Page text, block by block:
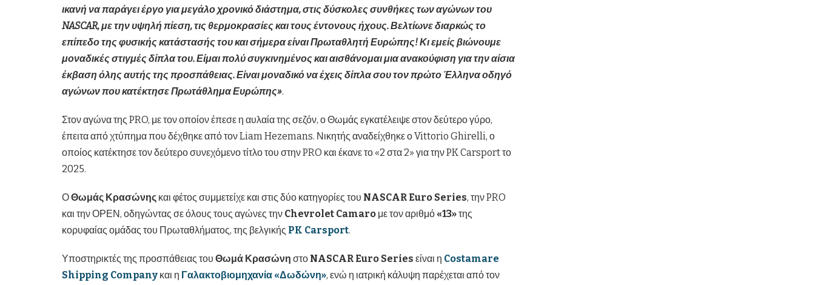
ικανή να παράγει έργο για μεγάλο χρονικό διάστημα, στις δύσκολες συνθήκες των αγώνων του
NASCAR, με την υψηλή πίεση, τις θερμοκρασίες και τους έντονους ήχους. Βελτίωνε διαρκώς το
επίπεδο της φυσικής κατάστασής του και σήμερα είναι Πρωταθλητή Ευρώπης! Κι εμείς βιώνουμε
μοναδικές στιγμές δίπλα του. Είμαι πολύ συγκινημένος και αισθάνομαι μια ανακούφιση για την αίσια
έκβαση όλης αυτής της προσπάθειας. Είναι μοναδικό να έχεις δίπλα σου τον πρώτο Έλληνα οδηγό
αγώνων που κατέκτησε Πρωτάθλημα Ευρώπης».
Στον αγώνα της PRO, με τον οποίον έπεσε η αυλαία της σεζόν, ο Θωμάς εγκατέλειψε στον δεύτερο γύρο,
έπειτα από χτύπημα που δέχθηκε από τον Liam Hezemans. Νικητής αναδείχθηκε ο Vittorio Ghirelli, ο
οποίος κατέκτησε τον δεύτερο συνεχόμενο τίτλο του στην PRO και έκανε το «2 στα 2» για την PK Carsport το
2025.
ΟΘωμάς Κρασώνης και φέτος συμμετείχε και στις δύο κατηγορίες του NASCAR Euro Series, την PRO
και την ΟΡΕΝ, οδηγώντας σε όλους τους αγώνες την Chevrolet Camaro με τον αριθμό «13»της
κορυφαίας ομάδας του Πρωταθλήματος, της βελγικής PK Carsport.
Υποστηρικτές της προσπάθειας του Θωμά Κρασώνη στο NASCAR Euro Series είναι η Costamare
Shipping Company και η Γαλακτοβιομηχανία «Δωδώνη», ενώ η ιατρική κάλυψη παρέχεται από τον